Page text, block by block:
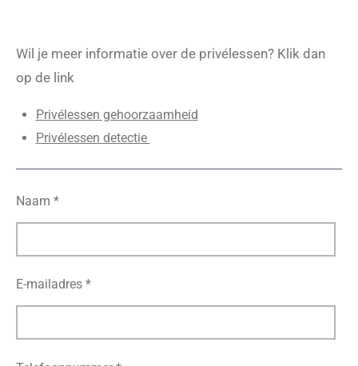
Wil je meer informatie over de privélessen? Klik dan
op de link
Privélessen gehoorzaamheid
Privélessen detectie
Naam *
E-mailadres *